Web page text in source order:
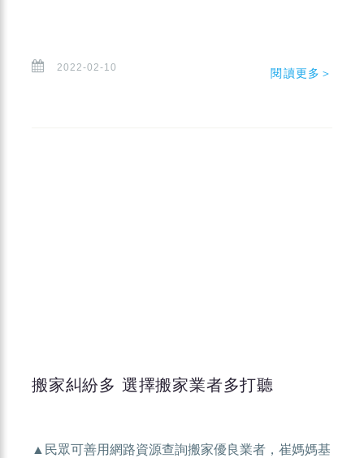
2022-02-10 閱讀更多＞
搬家糾紛多 選擇搬家業者多打聽
▲民眾可善用網路資源查詢搬家優良業者，崔媽媽基